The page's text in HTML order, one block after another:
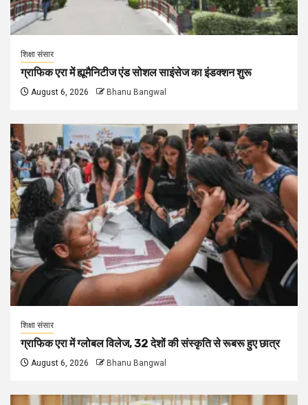
शिक्षा संसार
ग्राफिक एरा में ह्यूमैनिटीज एंड सोशल साइंसेज का इंडक्शन शुरू
August 6, 2026 Bhanu Bangwal
शिक्षा संसार
ग्राफिक एरा में ग्लोबल विलेज, 32 देशों की संस्कृति से रूबरू हुए छात्र
August 6, 2026 Bhanu Bangwal